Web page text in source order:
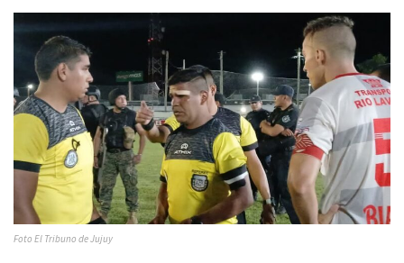
Foto El Tribuno de Jujuy